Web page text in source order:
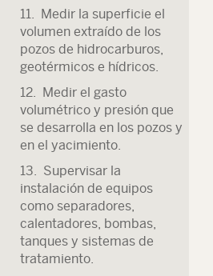
11. Medir la superficie el
volumen extraído de los
pozos de hidrocarburos,
geotérmicos e hídricos.
12. Medir el gasto
volumétrico y presión que
se desarrolla en los pozos y
en el yacimiento.
13. Supervisar la
instalación de equipos
como separadores,
calentadores, bombas,
tanques y sistemas de
tratamiento.